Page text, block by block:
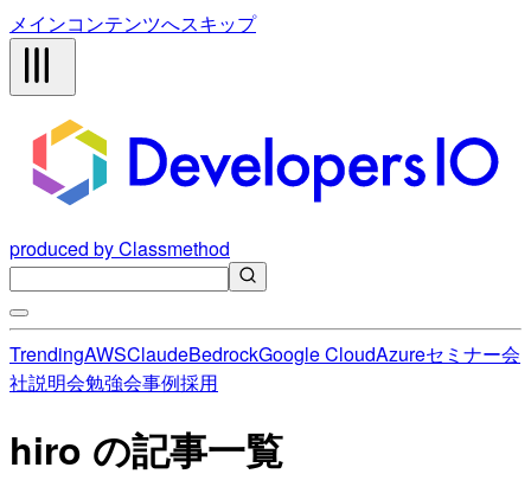
メインコンテンツへスキップ
produced by Classmethod
TrendingAWSClaudeBedrockGoogle CloudAzureセミナー会
社説明会勉強会事例採用
hiro の記事一覧